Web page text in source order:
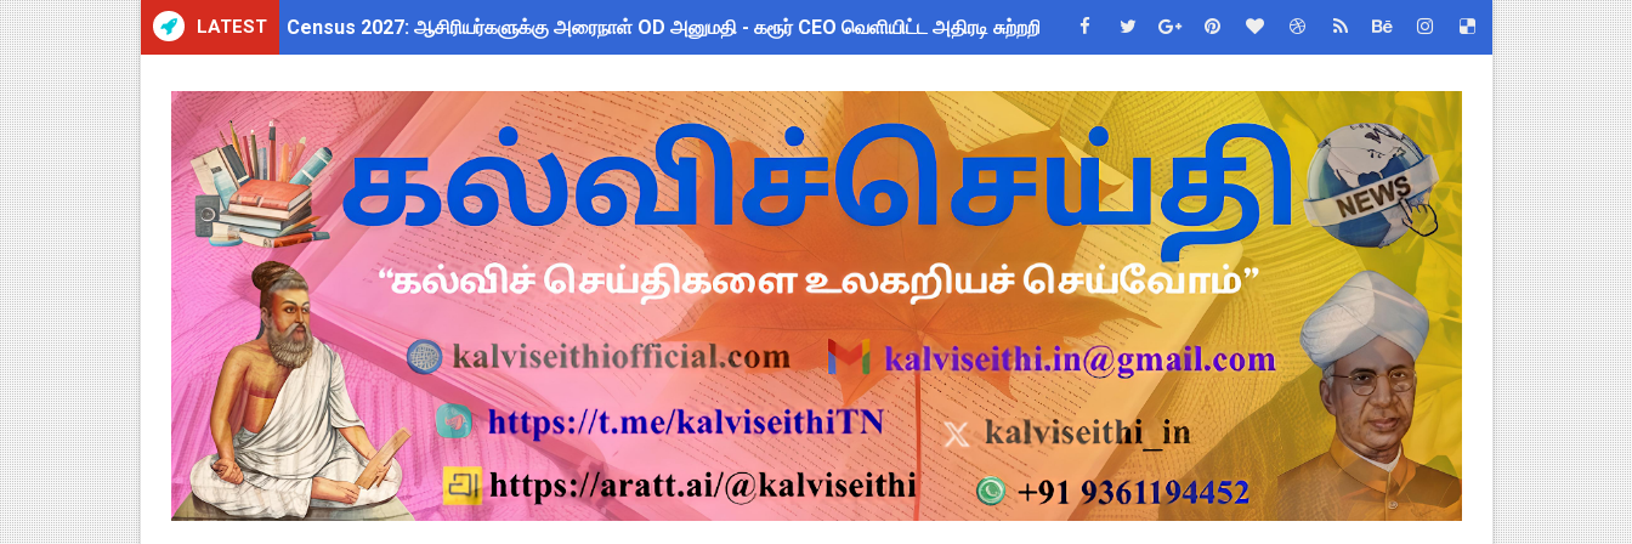
LATEST Census 2027: ஆசிரியர்களுக்கு அரைநாள் OD அனுமதி - கரூர் CEO வெளியிட்ட அதிரடி சுற்றறிக்கை!
TN Budget Assembly Schedule 2026: பள்ளிக்கல்வித்துறை மீதான மானிய கோரிக்கை விவாதம் 24.08.2026 அன்று நடைபெறுகிறது - நிகழ்ச்சி நிரல் மற்றும் முக்கிய
ஆசிரியர்கள் கவனத்திற்கு! Census 2027 Duty: 28 மாவட்ட CEO & Collector வெளியிட்ட அதிரடி சுற்றறிக்கைகள் - முழு விவரங்கள்!
நாமக்கல் மாவட்டம்: மக்கள் தொகை கணக்கெடுப்பு 2027 - ஆசிரியர்களுக்கு முக்கிய வழிகாட்டுதல்! CEO சுற்றறிக்கை வெளியீடு
TN Budget 2026-2027 Highlights: மாணவர்களுக்கு இலவச லேப்டாப், சைக்கிள் & AI பயிற்சி - கல்வி, வேலைவாய்ப்பு, மகளிர் நலன் & புதிய திட்டங்களின் முழு
பள்ளி மாணவர்களுக்கு 4 செட் இலவச சீருடை: EMIS தளத்தில் விவரங்களை பதிவிட அவகாசம்! - தொடக்கக் கல்வித் துறை சுற்றறிக்கை!
TN SSLC Supplementary Result 2026: 10-ஆம் வகுப்பு துணைத் தேர்வு முடிவுகள் வெளியீடு! தற்காலிக மதிப்பெண் சான்றிதழ் பதிவிறக்கம் செய்வது எப்படி? DGE முக்கிய
நாளை ஆகஸ்ட் 6ஆம் தேதி உள்ளூர் விடுமுறை அறிவிக்கப்பட்டுள்ள 2 மாவட்டங்கள்
ஒருங்கிணைந்த பள்ளிக் கல்வியின் மாநிலத் திட்ட இயக்குநர் Dr.M.ஆர்த்தி, IAS மாற்றம் - புதிய திட்ட இயக்குநராக கலைச்செல்வி மோகன், IAS நியமனம் - அரசாணை
தமிழ்நாடு அரசு ஊழியர்கள் கவனத்திற்கு: பணிநியமனம், பதவி உயர்வு மற்றும் இடமாறுதல் தொடர்பாக முதலமைச்சரின் நிலையான ஆணைகள் (TN Govt Standing